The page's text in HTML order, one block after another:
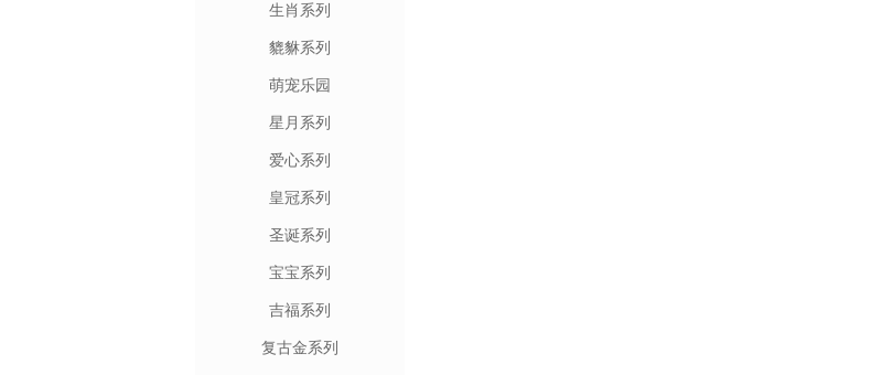
生肖系列
貔貅系列
萌宠乐园
星月系列
爱心系列
皇冠系列
圣诞系列
宝宝系列
吉福系列
复古金系列